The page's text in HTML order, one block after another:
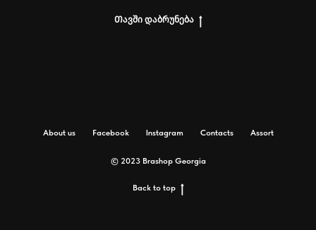
Თავში დაბრუნება
About us Facebook Instagram Contacts Assort
© 2023 Brashop Georgia
Back to top